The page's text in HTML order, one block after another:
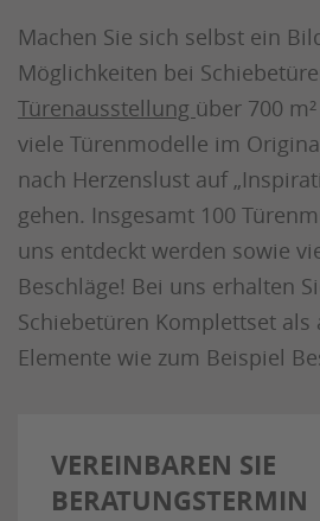
Machen Sie sich selbst ein
Möglichkeiten bei
Türenausstellung über 700
viele Türenmodelle im
nach Herzenslust auf
gehen. Insgesamt 100
uns entdeckt werden sowie
Beschläge! Bei uns erhalten
Schiebetüren Komplettset als
Elemente wie zum Beispiel
VEREINBAREN SIE
BERATUNGSTERMIN